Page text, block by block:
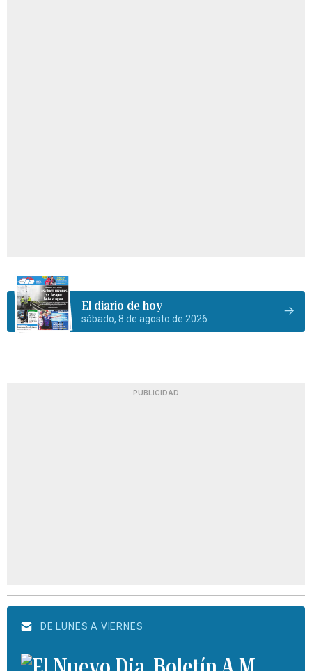
El diario de hoy
sábado, 8 de agosto de 2026
PUBLICIDAD
DE LUNES A VIERNES